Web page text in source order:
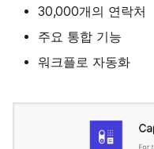
30,000개의 연락처
주요 통합 기능
워크플로 자동화